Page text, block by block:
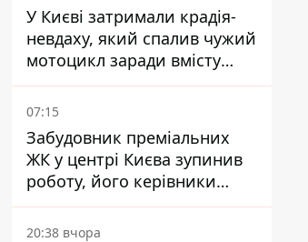
У Києві затримали крадія-
невдаху, який спалив чужий
мотоцикл заради вмісту
багажника
07:15
Забудовник преміальних
ЖК у центрі Києва зупинив
роботу, його керівники
втекли з України - Bihus.info
20:38 вчора